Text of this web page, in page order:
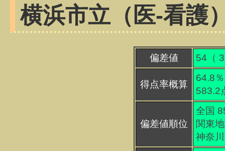
横浜市立（医-看護
偏差値 54（ 3
得点率概算
64.8％
583.2
偏差値順位
全国
関東
神奈